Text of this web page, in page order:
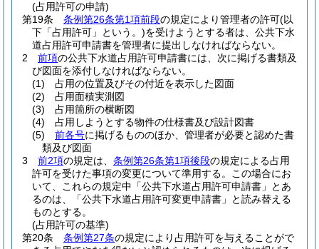
(占用許可の申請)
第19条
条例第26条第1項前段の規定により管理者の許可(以
下「占用許可」という。)を受けようとする者は、公共下水
道占用許可申請書を管理者に提出しなければならない。
2
前項の公共下水道占用許可申請書には、次に掲げる書類及
び図面を添付しなければならない。
(1)
占用の位置及びその付近を表示した図面
(2)
占用面積実測図
(3)
占用箇所の横断図
(4)
占用しようとする物件の仕様書及び設計図書
(5)
前各号に掲げるもののほか、管理者が必要と認めた書
類及び図面
3
前2項の規定は、 条例第26条第1項後段の規定による占用
許可を受けた事項の変更について準用する。
この場合にお
いて、これらの規定中「公共下水道占用許可申請書」とあ
るのは、「公共下水道占用許可変更申請書」と読み替える
ものとする。
(占用許可の基準)
第20条
条例第27条の規定により占用許可を与えることがで